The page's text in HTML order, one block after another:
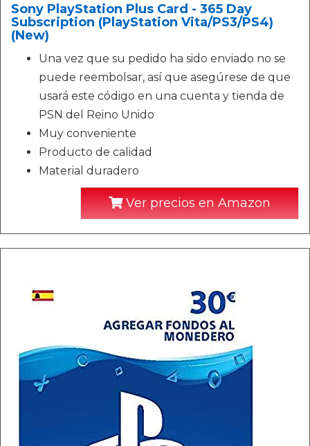
Sony PlayStation Plus Card - 365 Day
Subscription (PlayStation Vita/PS3/PS4)
(New)
Una vez que su pedido ha sido enviado no se
puede reembolsar, así que asegúrese de que
usará este código en una cuenta y tienda de
PSN del Reino Unido
Muy conveniente
Producto de calidad
Material duradero
Ver precios en Amazon